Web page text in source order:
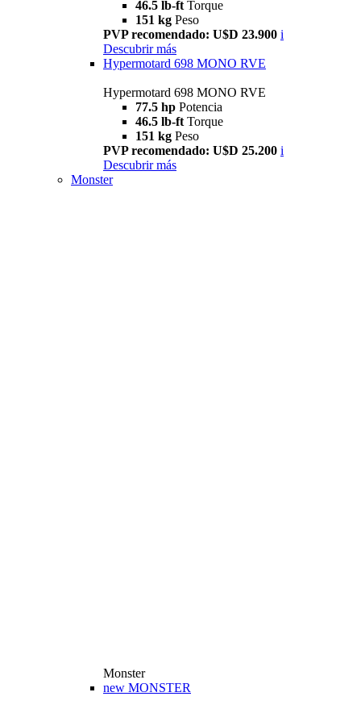
46.5 lb-ft Torque
151 kg Peso
PVP recomendado: U$D 23.900 i
Descubrir más
Hypermotard 698 MONO RVE
Hypermotard 698 MONO RVE
77.5 hp Potencia
46.5 lb-ft Torque
151 kg Peso
PVP recomendado: U$D 25.200 i
Descubrir más
Monster
Monster
new MONSTER